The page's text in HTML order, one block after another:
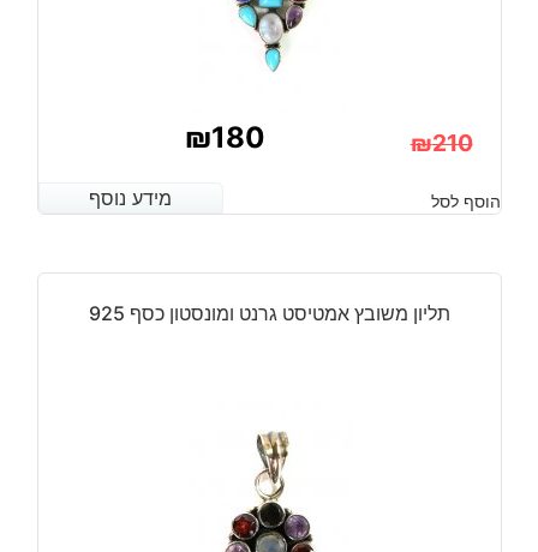
₪210
המקורי
היה:
₪210.
₪180
הנוכחי
הוא:
₪180.
מידע נוסף הוסף לסל מידע נוסף
תליון משובץ אמטיסט גרנט ומונסטון כסף 925